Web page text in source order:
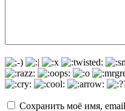
Сохранить моё имя, email